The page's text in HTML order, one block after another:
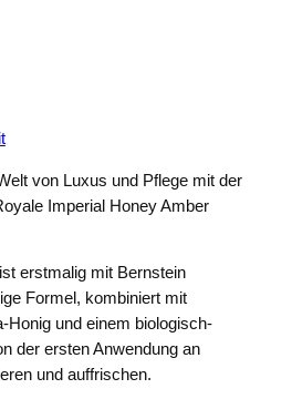
von Luxus und Pflege mit der
Imperial Honey Amber
erstmalig mit Bernstein
Formel, kombiniert mit
und einem biologisch-
der ersten Anwendung an
und auffrischen.